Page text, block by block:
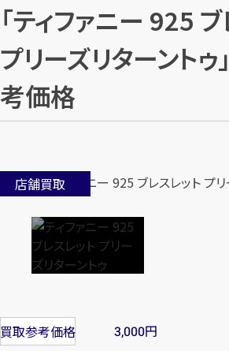
「ティファニー 925
プリーズリターント
考価格
店舗買取
買取参考価格 3,000円